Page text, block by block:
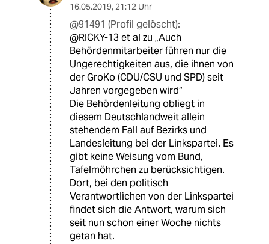
16.05.2019, 21:12 Uhr
@91491 (Profil gelöscht):
@RICKY-13 et al zu „Auch
Behördenmitarbeiter führen nur die
Ungerechtigkeiten aus, die ihnen von
der GroKo (CDU/CSU und SPD) seit
Jahren vorgegeben wird“
Die Behördenleitung obliegt in
diesem Deutschlandweit allein
stehendem Fall auf Bezirks und
Landesleitung bei der Linkspartei. Es
gibt keine Weisung vom Bund,
Tafelmöhrchen zu berücksichtigen.
Dort, bei den politisch
Verantwortlichen von der Linkspartei
findet sich die Antwort, warum sich
seit nun schon einer Woche nichts
getan hat.